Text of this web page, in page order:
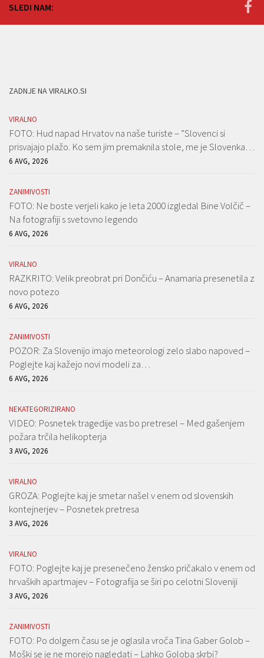
SLEDI NAM:
ZADNJE NA VIRALKO.SI
VIRALNO
FOTO: Hud napad Hrvatov na naše turiste – ”Slovenci si
prisvajajo plažo. Ko sem jim premaknila stole, me je Slovenka…
6 AVG, 2026
ZANIMIVOSTI
FOTO: Ne boste verjeli kako je leta 2000 izgledal Bine Volčič –
Na fotografiji s svetovno legendo
6 AVG, 2026
VIRALNO
RAZKRITO: Velik preobrat pri Dončiću – Anamaria presenetila z
novo potezo
6 AVG, 2026
ZANIMIVOSTI
POZOR: Za Slovenijo imajo meteorologi zelo slabo napoved –
Poglejte kaj kažejo novi modeli za…
6 AVG, 2026
NEKATEGORIZIRANO
VIDEO: Posnetek tragedije vas bo pretresel – Med gašenjem
požara trčila helikopterja
3 AVG, 2026
VIRALNO
GROZA: Poglejte kaj je smetar našel v enem od slovenskih
kontejnerjev – Posnetek pretresa
3 AVG, 2026
VIRALNO
FOTO: Poglejte kaj je presenečeno žensko pričakalo v enem od
hrvaških apartmajev – Fotografija se širi po celotni Sloveniji
3 AVG, 2026
ZANIMIVOSTI
FOTO: Po dolgem času se je oglasila vroča Tina Gaber Golob –
Moški se je ne morejo nagledati – Lahko Goloba skrbi?